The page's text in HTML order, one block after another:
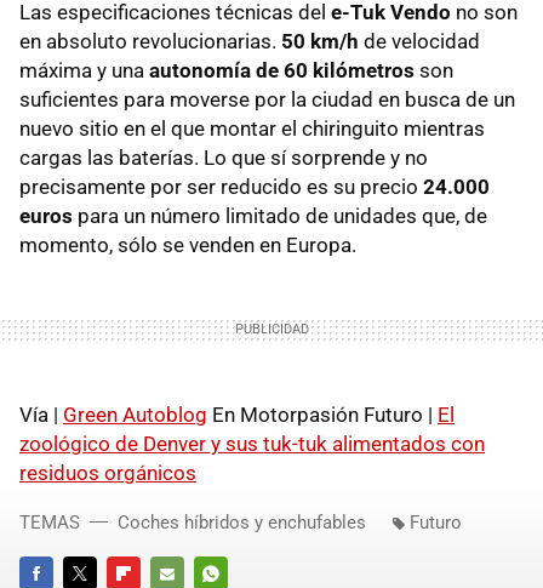
Las especificaciones técnicas del e-Tuk Vendo no son
en absoluto revolucionarias. 50 km/h de velocidad
máxima y una autonomía de 60 kilómetros son
suficientes para moverse por la ciudad en busca de un
nuevo sitio en el que montar el chiringuito mientras
cargas las baterías. Lo que sí sorprende y no
precisamente por ser reducido es su precio 24.000
euros para un número limitado de unidades que, de
momento, sólo se venden en Europa.
Vía | Green Autoblog En Motorpasión Futuro | El
zoológico de Denver y sus tuk-tuk alimentados con
residuos orgánicos
TEMAS Coches híbridos y enchufables Futuro